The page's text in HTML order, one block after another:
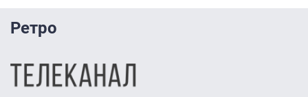
Ретро